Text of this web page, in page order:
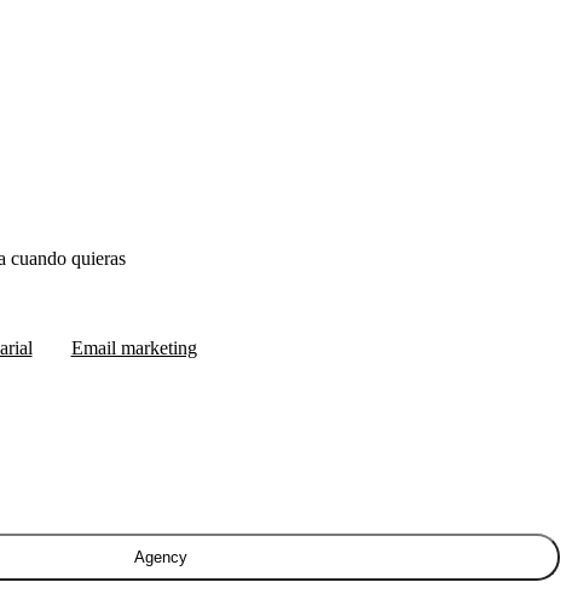
cuando quieras
Email marketing
Agency